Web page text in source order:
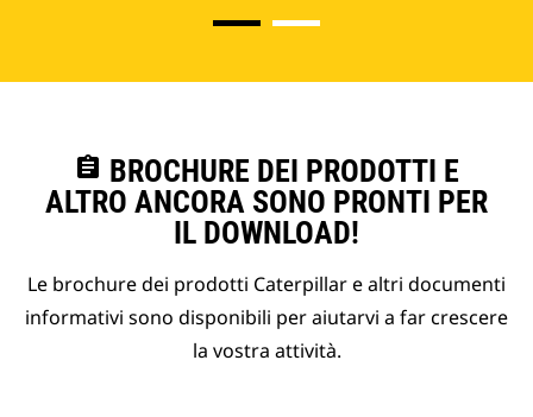
assignment BROCHURE DEI PRODOTTI E
ALTRO ANCORA SONO PRONTI PER
IL DOWNLOAD!
Le brochure dei prodotti Caterpillar e altri documenti
informativi sono disponibili per aiutarvi a far crescere
la vostra attività.